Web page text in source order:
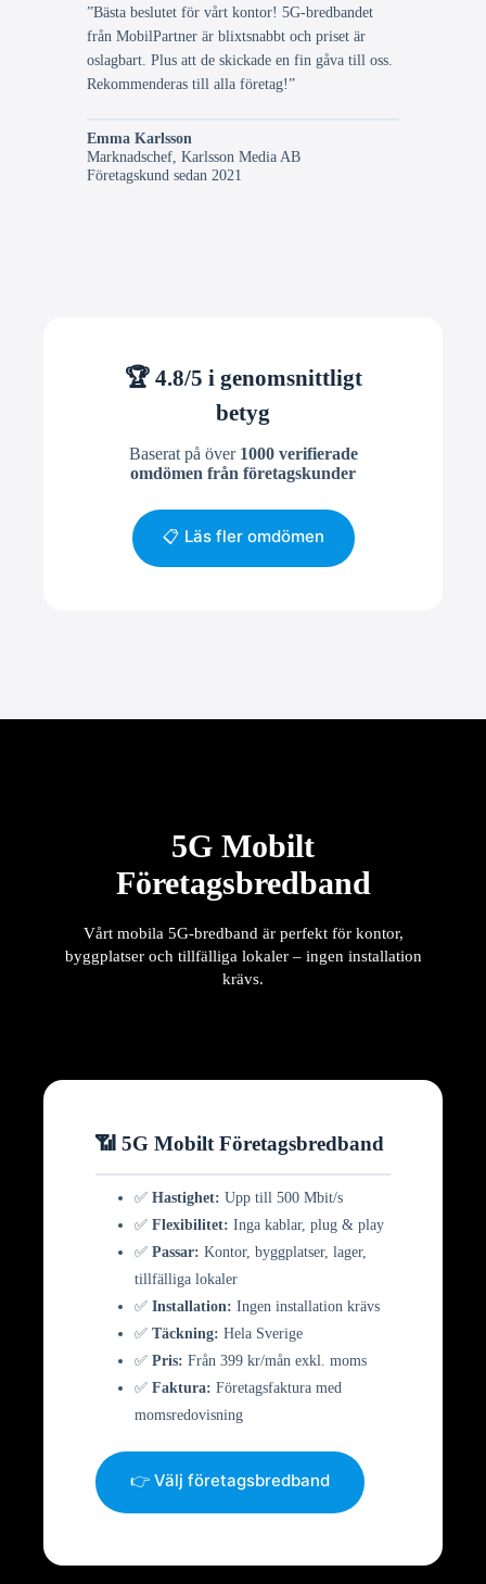
”Bästa beslutet för vårt kontor! 5G-bredbandet
från MobilPartner är blixtsnabbt och priset är
oslagbart. Plus att de skickade en fin gåva till oss.
Rekommenderas till alla företag!”
Emma Karlsson
Marknadschef, Karlsson Media AB
Företagskund sedan 2021
🏆 4.8/5 i genomsnittligt
betyg
Baserat på över 1000 verifierade
omdömen från företagskunder
📋 Läs fler omdömen
5G Mobilt
Företagsbredband
Vårt mobila 5G-bredband är perfekt för kontor,
byggplatser och tillfälliga lokaler – ingen installation
krävs.
📶 5G Mobilt Företagsbredband
✅ Hastighet: Upp till 500 Mbit/s
✅ Flexibilitet: Inga kablar, plug & play
✅ Passar: Kontor, byggplatser, lager,
tillfälliga lokaler
✅ Installation: Ingen installation krävs
✅ Täckning: Hela Sverige
✅ Pris: Från 399 kr/mån exkl. moms
✅ Faktura: Företagsfaktura med
momsredovisning
👉 Välj företagsbredband